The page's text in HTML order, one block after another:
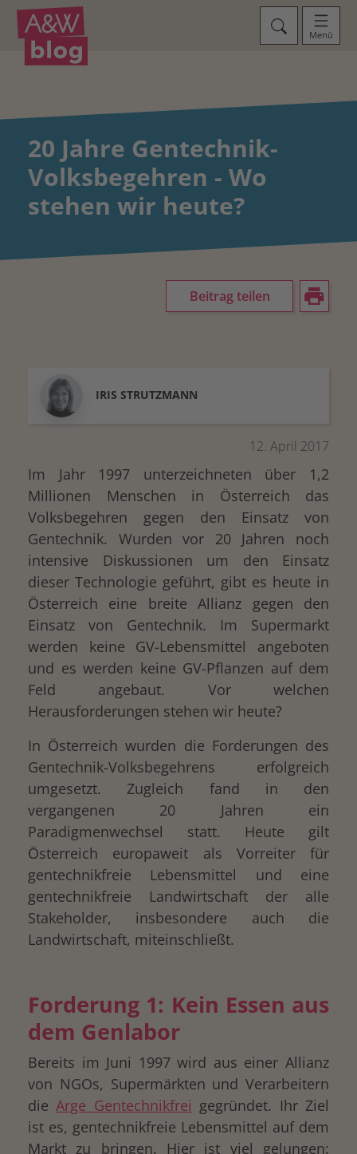
Menü
20 Jahre Gentechnik-
Volksbegehren - Wo
stehen wir heute?
Beitrag teilen
IRIS STRUTZMANN
12. April 2017
Im Jahr 1997 unterzeichneten über 1,2
Millionen Menschen in Österreich das
Volksbegehren gegen den Einsatz von
Gentechnik. Wurden vor 20 Jahren noch
intensive Diskussionen um den Einsatz
dieser Technologie geführt, gibt es heute in
Österreich eine breite Allianz gegen den
Einsatz von Gentechnik. Im Supermarkt
werden keine GV-Lebensmittel angeboten
und es werden keine GV-Pflanzen auf dem
Feld angebaut. Vor welchen
Herausforderungen stehen wir heute?
In Österreich wurden die Forderungen des
Gentechnik-Volksbegehrens erfolgreich
umgesetzt. Zugleich fand in den
vergangenen 20 Jahren ein
Paradigmenwechsel statt. Heute gilt
Österreich europaweit als Vorreiter für
gentechnikfreie Lebensmittel und eine
gentechnikfreie Landwirtschaft der alle
Stakeholder, insbesondere auch die
Landwirtschaft, miteinschließt.
Forderung 1: Kein Essen aus
dem Genlabor
Bereits im Juni 1997 wird aus einer Allianz
von NGOs, Supermärkten und Verarbeitern
dieArge Gentechnikfrei gegründet. Ihr Ziel
ist es, gentechnikfreie Lebensmittel auf dem
Markt zu bringen. Hier ist viel gelungen: